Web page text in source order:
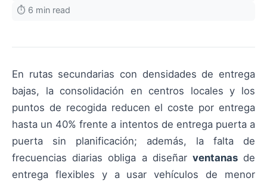
⏱️ 6 min read
En rutas secundarias con densidades de entrega
bajas, la consolidación en centros locales y los
puntos de recogida reducen el coste por entrega
hasta un 40% frente a intentos de entrega puerta a
puerta sin planificación; además, la falta de
frecuencias diarias obliga a diseñar ventanasde
entrega flexibles y a usar vehículos de menor